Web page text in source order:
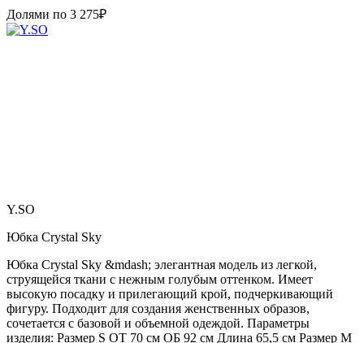
Долями по 3 275₽
Y.SO
Юбка Crystal Sky
Юбка Crystal Sky &mdash; элегантная модель из легкой,
струящейся ткани с нежным голубым оттенком. Имеет
высокую посадку и прилегающий крой, подчеркивающий
фигуру. Подходит для создания женственных образов,
сочетается с базовой и объемной одеждой. Параметры
изделия: Размер S ОТ 70 см ОБ 92 см Длина 65,5 см Размер М